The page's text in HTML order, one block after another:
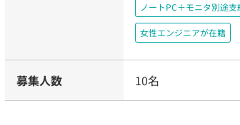
ノートPC＋モニタ別途支
女性エンジニアが在籍
募集人数 10名